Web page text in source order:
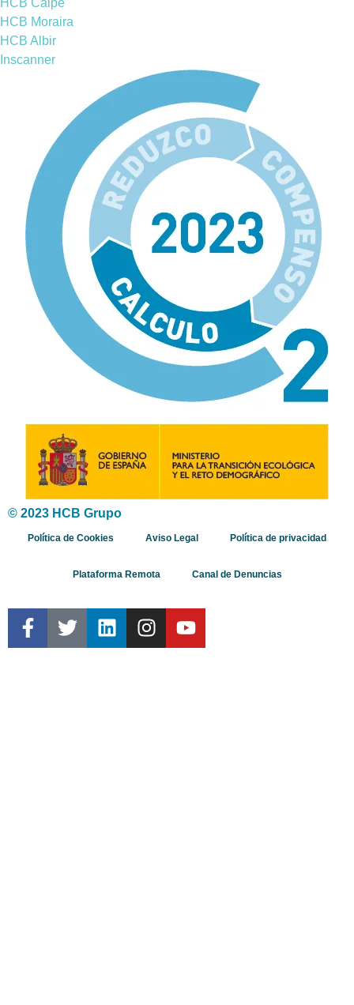
HCB Moraira
HCB Albir
Inscanner
© 2023 HCB Grupo
Política de Cookies Aviso Legal Política de privacidad
Plataforma Remota Canal de Denuncias